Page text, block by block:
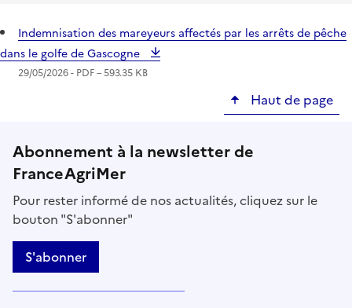
Indemnisation des mareyeurs affectés par les arrêts de pêche
dans le golfe de Gascogne
29/05/2026 - PDF– 593.35 KB
Haut de page
Abonnement à la newsletter de
FranceAgriMer
Pour rester informé de nos actualités, cliquez sur le
bouton "S'abonner"
S'abonner